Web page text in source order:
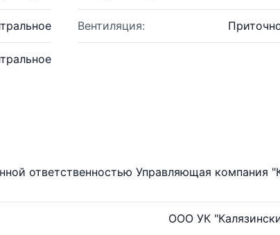
Вентиляция:
ответственностью Управляющая компания
ООО УК